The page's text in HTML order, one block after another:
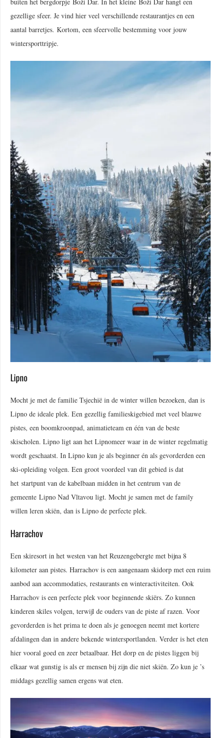
gezellige sfeer. Je vind hier veel verschillende restaurantjes en een
aantal barretjes. Kortom, een sfeervolle bestemming voor jouw
wintersporttripje.
Lipno
Mocht je met de familie Tsjechië in de winter willen bezoeken, dan is
Lipno de ideale plek. Een gezellig familieskigebied met veel blauwe
pistes, een boomkroonpad, animatieteam en één van de beste
skischolen. Lipno ligt aan het Lipnomeer waar in de winter regelmatig
wordt geschaatst. In Lipno kun je als beginner én als gevorderden een
ski-opleiding volgen. Een groot voordeel van dit gebied is dat
het startpunt van de kabelbaan midden in het centrum van de
gemeente Lipno Nad Vltavou ligt. Mocht je samen met de family
willen leren skiën, dan is Lipno de perfecte plek.
Harrachov
Een skiresort in het westen van het Reuzengebergte met bijna 8
kilometer aan pistes. Harrachov is een aangenaam skidorp met een ruim
aanbod aan accommodaties, restaurants en winteractiviteiten. Ook
Harrachov is een perfecte plek voor beginnende skiërs. Zo kunnen
kinderen skiles volgen, terwijl de ouders van de piste af razen. Voor
gevorderden is het prima te doen als je genoegen neemt met kortere
afdalingen dan in andere bekende wintersportlanden. Verder is het eten
hier vooral goed en zeer betaalbaar. Het dorp en de pistes liggen bij
elkaar wat gunstig is als er mensen bij zijn die niet skiën. Zo kun je ’s
middags gezellig samen ergens wat eten.